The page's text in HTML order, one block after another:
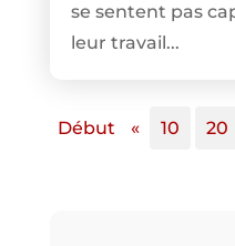
se sentent pas
leur travail...
Début « 10 20